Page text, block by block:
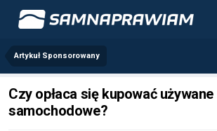
Artykuł Sponsorowany
Czy opłaca się kupować
samochodowe?